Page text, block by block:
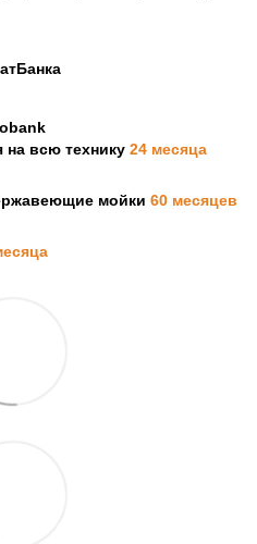
на всю технику 24 месяца
мойки 60 месяцев